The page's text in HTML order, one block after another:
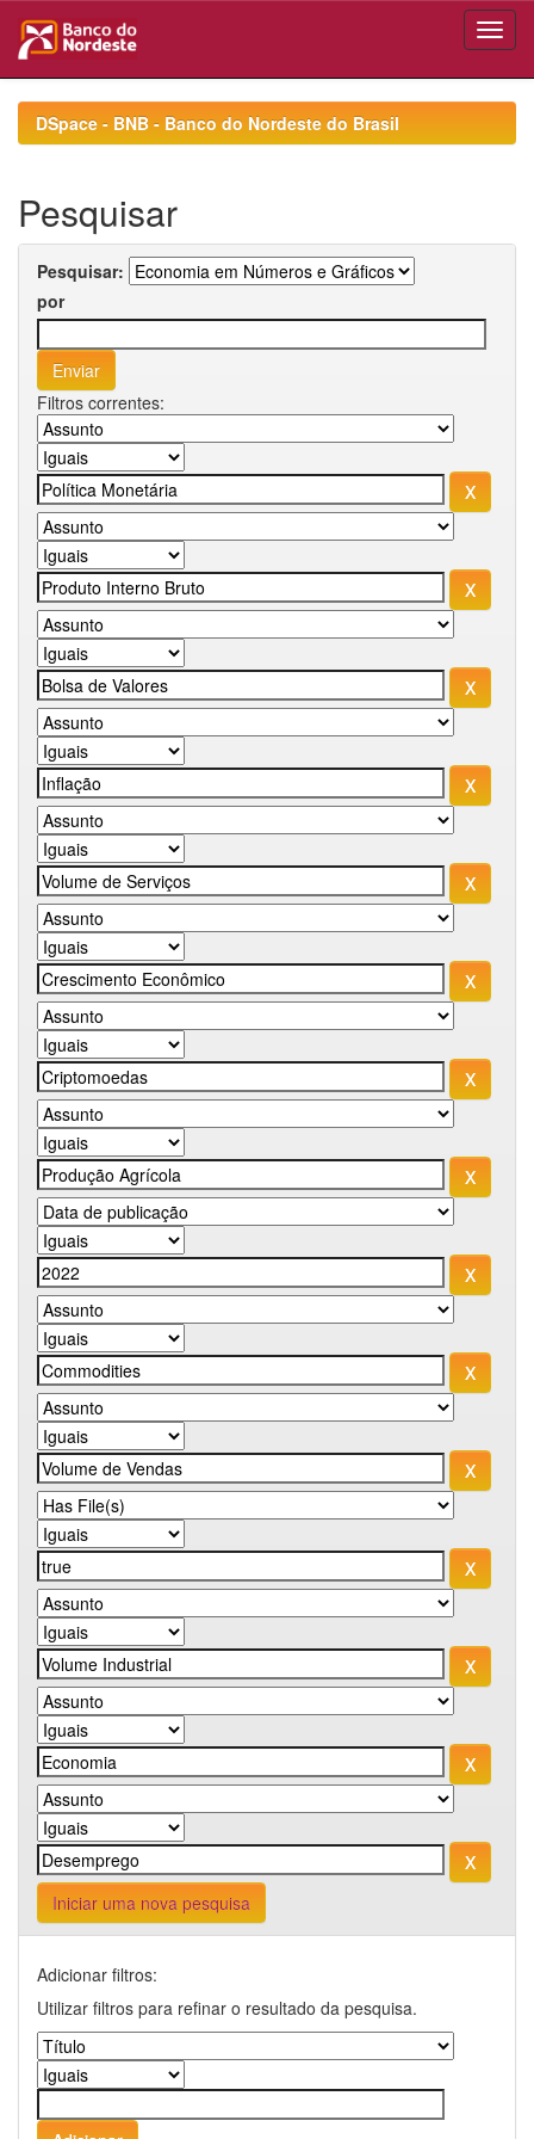
navigationDSpace - BNB - Banco do Nordeste do Brasil
Pesquisar
Pesquisar:
por
Filtros correntes:
Iniciar uma nova pesquisa
Adicionar filtros:
Utilizar filtros para refinar o resultado da pesquisa.